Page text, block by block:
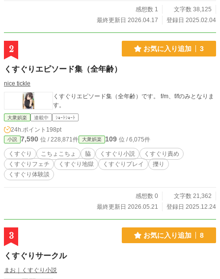
感想数 1
文字数 38,125
最終更新日 2026.04.17
登録日 2025.02.04
2 お気に入り追加 3
くすぐりエピソード集（全年齢）
nice tickle
くすぐりエピソード集（全年齢）です。 f/m、f/fのみとなりま
す。
大衆娯楽 連載中 ｼｮｰﾄｼｮｰﾄ
24h.ポイント 198pt
小説 7,590 位 / 228,871件 大衆娯楽 109 位 / 6,075件
くすぐり こちょこちょ 脇 くすぐり小説
くすぐり責め
くすぐりフェチ
くすぐり地獄 くすぐりプレイ
擽り
くすぐり体験談
感想数 0
文字数 21,362
最終更新日 2026.05.21
登録日 2025.12.24
3 お気に入り追加 8
くすぐりサークル
まお｜くすぐり小説